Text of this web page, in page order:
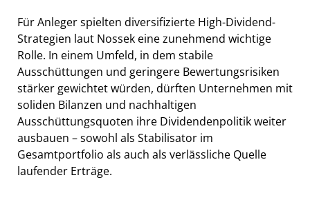
Für Anleger spielten diversifizierte High-Dividend-
Strategien laut Nossek eine zunehmend wichtige
Rolle. In einem Umfeld, in dem stabile
Ausschüttungen und geringere Bewertungsrisiken
stärker gewichtet würden, dürften Unternehmen mit
soliden Bilanzen und nachhaltigen
Ausschüttungsquoten ihre Dividendenpolitik weiter
ausbauen – sowohl als Stabilisator im
Gesamtportfolio als auch als verlässliche Quelle
laufender Erträge.